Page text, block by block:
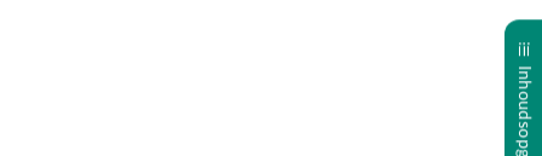
Inhoudsopgave